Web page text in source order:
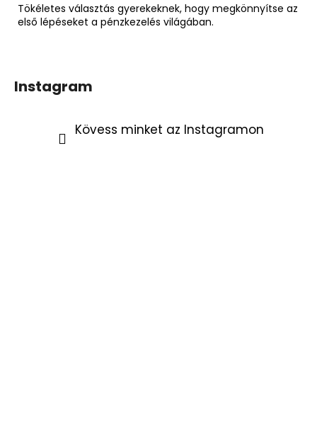
Tökéletes választás gyerekeknek, hogy megkönnyítse az
első lépéseket a pénzkezelés világában.
Instagram
Kövess minket az Instagramon